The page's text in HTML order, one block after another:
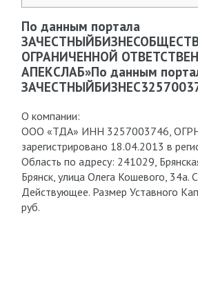
По данным портала
ОГРАНИЧЕННОЙ
АПЕКСЛАБ»По данным
О компании:
ООО «ТДА» ИНН 3257003746,
зарегистрировано 18.04.2013 в
Область по адресу: 241029,
Брянск, улица Олега Кошевого, 34а.
Действующее. Размер Уставного
руб.